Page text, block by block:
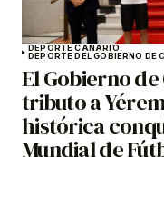
DEPORTE CANARIO
DEPORTE DEL GOBIERNO DE
El Gobierno
tributo a
histórica
Mundial de